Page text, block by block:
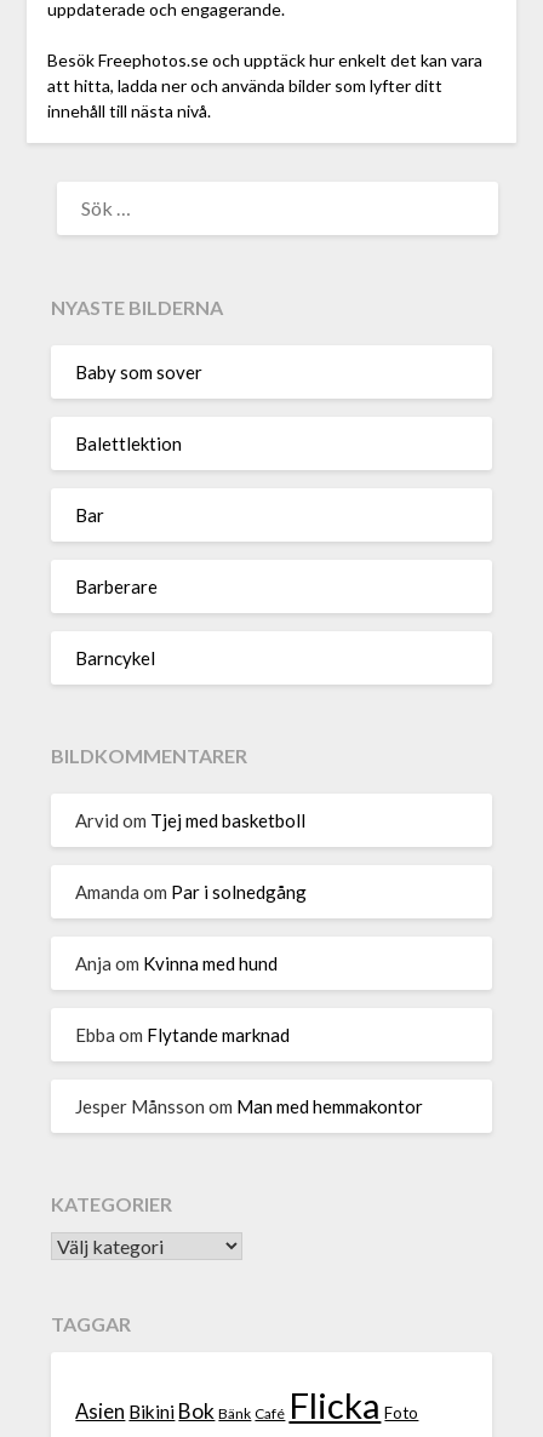
uppdaterade och engagerande.
Besök Freephotos.se och upptäck hur enkelt det kan vara
att hitta, ladda ner och använda bilder som lyfter ditt
innehåll till nästa nivå.
NYASTE BILDERNA
Baby som sover
Balettlektion
Bar
Barberare
Barncykel
BILDKOMMENTARER
Arvid om Tjej med basketboll
Amanda om Par i solnedgång
Anja om Kvinna med hund
Ebba om Flytande marknad
Jesper Månsson om Man med hemmakontor
KATEGORIER
TAGGAR
Asien Bikini Bok Bänk Café Flicka Foto